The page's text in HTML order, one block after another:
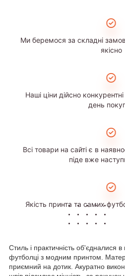
Ми беремося за складні
якісно
Наші ціни дійсно
день
Всі товари на сайті є в
піде вже
Якість принта та самих
Стиль і практичність об'єдналися в
футболці з модним принтом.
приємний на дотик. Акуратно